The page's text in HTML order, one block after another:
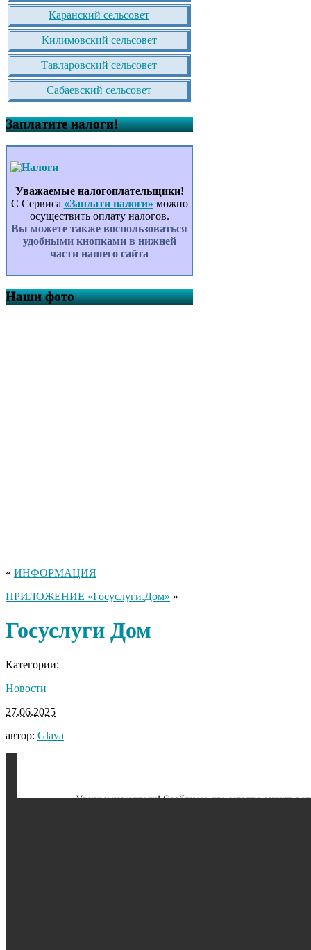
Каранский сельсовет
Килимовский сельсовет
Тавларовский сельсовет
Сабаевский сельсовет
Заплатите налоги!
Уважаемые налогоплательщики!
С Сервиса «Заплати налоги» можно
осуществить оплату налогов.
Вы можете также воспользоваться
удобными кнопками в нижней
части нашего сайта
Наши фото
« ИНФОРМАЦИЯ
ПРИЛОЖЕНИЕ «Госуслуги.Дом» »
Госуслуги Дом
Категории:
Новости
27.06.2025
автор: Glava